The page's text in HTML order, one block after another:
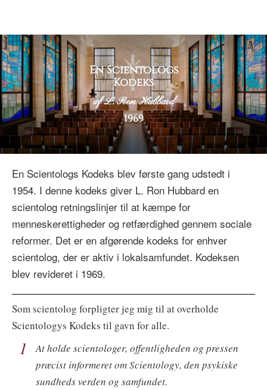
En Scientologs
Kodeks
af L. Ron Hubbard
1969
En Scientologs Kodeks blev første gang udstedt i
1954. I denne kodeks giver L. Ron Hubbard en
scientolog retningslinjer til at kæmpe for
menneskerettigheder og retfærdighed gennem sociale
reformer. Det er en afgørende kodeks for enhver
scientolog, der er aktiv i lokalsamfundet. Kodeksen
blev revideret i 1969.
Som scientolog forpligter jeg mig til at overholde
Scientologys Kodeks til gavn for alle.
1
At holde scientologer, offentligheden og pressen
præcist informeret om Scientology, den psykiske
sundheds verden og samfundet.